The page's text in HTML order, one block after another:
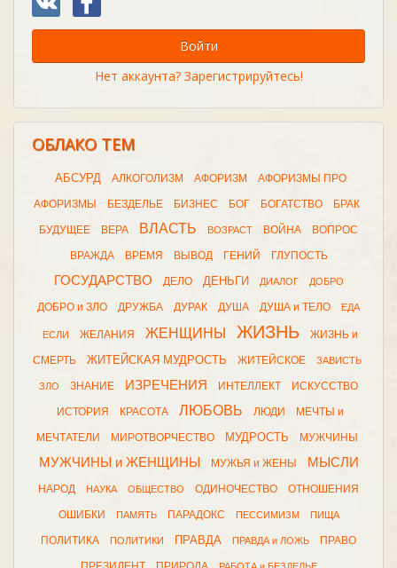
Войти
Нет аккаунта? Зарегистрируйтесь!
ОБЛАКО ТЕМ
АБСУРД АЛКОГОЛИЗМ АФОРИЗМ АФОРИЗМЫ ПРО
АФОРИЗМЫ БЕЗДЕЛЬЕ БИЗНЕС БОГ БОГАТСТВО БРАК
БУДУЩЕЕ ВЕРА ВЛАСТЬ ВОЗРАСТ ВОЙНА ВОПРОС
ВРАЖДА ВРЕМЯ ВЫВОД ГЕНИЙ ГЛУПОСТЬ
ГОСУДАРСТВО ДЕЛО ДЕНЬГИ ДИАЛОГ ДОБРО
ДОБРО и ЗЛО ДРУЖБА ДУРАК ДУША ДУША и ТЕЛО ЕДА
ЕСЛИ ЖЕЛАНИЯ ЖЕНЩИНЫ ЖИЗНЬ ЖИЗНЬ и
СМЕРТЬ ЖИТЕЙСКАЯ МУДРОСТЬ ЖИТЕЙСКОЕ ЗАВИСТЬ
ЗЛО ЗНАНИЕ ИЗРЕЧЕНИЯ ИНТЕЛЛЕКТ ИСКУССТВО
ИСТОРИЯ КРАСОТА ЛЮБОВЬ ЛЮДИ МЕЧТЫ и
МЕЧТАТЕЛИ МИРОТВОРЧЕСТВО МУДРОСТЬ МУЖЧИНЫ
МУЖЧИНЫ и ЖЕНЩИНЫ МУЖЬЯ и ЖЕНЫ МЫСЛИ
НАРОД НАУКА ОБЩЕСТВО ОДИНОЧЕСТВО ОТНОШЕНИЯ
ОШИБКИ ПАМЯТЬ ПАРАДОКС ПЕССИМИЗМ ПИЩА
ПОЛИТИКА ПОЛИТИКИ ПРАВДА ПРАВДА и ЛОЖЬ ПРАВО